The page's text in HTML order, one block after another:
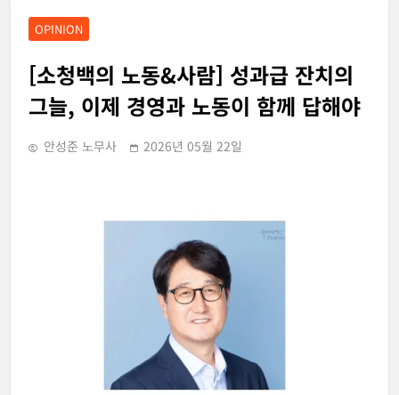
OPINION
[소청백의 노동&사람] 성과급 잔치의
그늘, 이제 경영과 노동이 함께 답해야
안성준 노무사 2026년 05월 22일